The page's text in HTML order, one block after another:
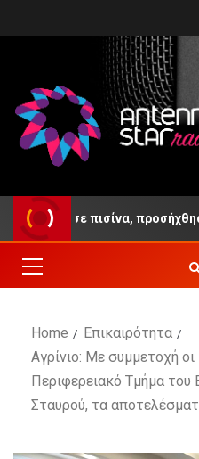
προσήχθησαν οι γονείς
Home
Επικαιρότητα
Αγρίνιο: Με συμμετοχή
Περιφερειακό Τμήμα του
Σταυρού, τα